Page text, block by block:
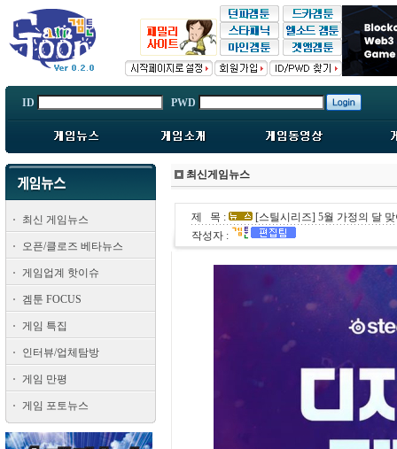
ID PWD
최신 게임뉴스
오픈/클로즈 베타뉴스
게임업계 핫이슈
겜툰 FOCUS
게임 특집
인터뷰/업체탐방
게임 만평
게임 포토뉴스
최신게임뉴스
제 목 :
[스틸시리즈] 5월 가정의 달
작성자 :